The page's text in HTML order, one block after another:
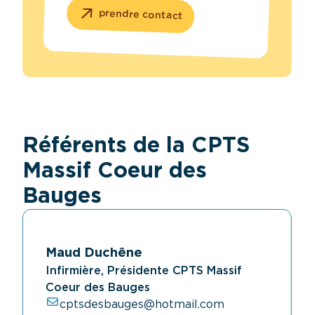
prendre contact
Référents de la CPTS
Massif Coeur des
Bauges
Maud Duchêne
Infirmière, Présidente CPTS Massif
Coeur des Bauges
cptsdesbauges@hotmail.com